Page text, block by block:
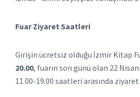
Fuar Ziyaret Saatleri
Girişin ücretsiz olduğu İzmir Kitap
20.00, fuarın son günü olan 22
11.00-19.00 saatleri arasında